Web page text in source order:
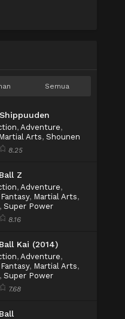
Semua
, Adventure,
Arts, Shounen
8.25
Z
, Adventure,
Fantasy, Martial Arts,
, Super Power
8.16
Kai (2014)
, Adventure,
Fantasy, Martial Arts,
, Super Power
7.68